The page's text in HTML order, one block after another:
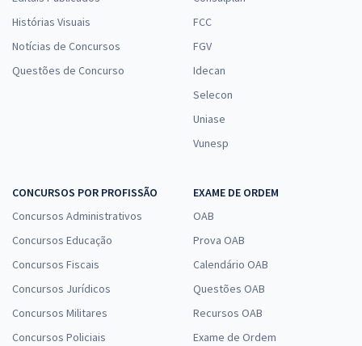
Histórias Visuais
Notícias de Concursos
Questões de Concurso
FCC
FGV
Idecan
Selecon
Uniase
Vunesp
CONCURSOS POR PROFISSÃO
Concursos Administrativos
Concursos Educação
Concursos Fiscais
Concursos Jurídicos
Concursos Militares
Concursos Policiais
EXAME DE ORDEM
OAB
Prova OAB
Calendário OAB
Questões OAB
Recursos OAB
Exame de Ordem